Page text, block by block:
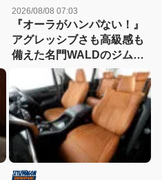
2026/08/08 07:03
『オーラがハンパない！』
アグレッシブさも高級感も
備えた名門WALDのジムニ
ーノマド用ボディキット